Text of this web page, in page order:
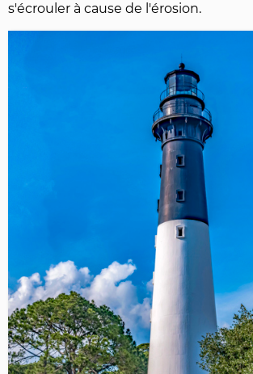
s'écrouler à cause de l'érosion.